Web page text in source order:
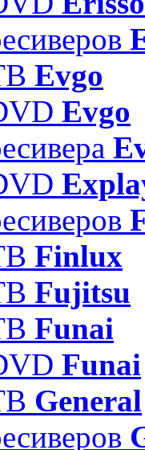
Evgo
Evgo
Finlux
Fujitsu
Funai
Funai
General